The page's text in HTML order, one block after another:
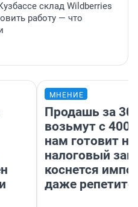
склад Wildberries
работу — что
МНЕНИЕ
Продашь за
возьмут с
нам готовит
налоговый
коснется
даже